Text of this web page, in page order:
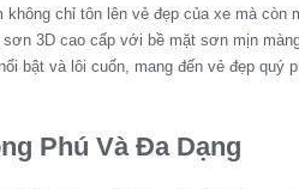
chỉ tôn lên vẻ đẹp của xe mà còn
3D cao cấp với bề mặt sơn mịn
bật và lôi cuốn, mang đến vẻ đẹp quý
Phú Và Đa Dạng